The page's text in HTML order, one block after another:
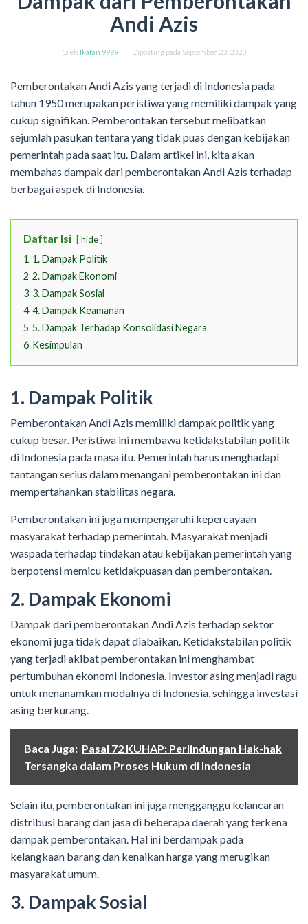
Andi Azis
Oleh Ikatan 9999 Diposting pada September 20, 2023
Pemberontakan Andi Azis yang terjadi di Indonesia pada
tahun 1950 merupakan peristiwa yang memiliki dampak yang
cukup signifikan. Pemberontakan tersebut melibatkan
sejumlah pasukan tentara yang tidak puas dengan kebijakan
pemerintah pada saat itu. Dalam artikel ini, kita akan
membahas dampak dari pemberontakan Andi Azis terhadap
berbagai aspek di Indonesia.
Daftar Isi hide
1 1. Dampak Politik
2 2. Dampak Ekonomi
3 3. Dampak Sosial
4 4. Dampak Keamanan
5 5. Dampak Terhadap Konsolidasi Negara
6 Kesimpulan
1. Dampak Politik
Pemberontakan Andi Azis memiliki dampak politik yang
cukup besar. Peristiwa ini membawa ketidakstabilan politik
di Indonesia pada masa itu. Pemerintah harus menghadapi
tantangan serius dalam menangani pemberontakan ini dan
mempertahankan stabilitas negara.
Pemberontakan ini juga mempengaruhi kepercayaan
masyarakat terhadap pemerintah. Masyarakat menjadi
waspada terhadap tindakan atau kebijakan pemerintah yang
berpotensi memicu ketidakpuasan dan pemberontakan.
2. Dampak Ekonomi
Dampak dari pemberontakan Andi Azis terhadap sektor
ekonomi juga tidak dapat diabaikan. Ketidakstabilan politik
yang terjadi akibat pemberontakan ini menghambat
pertumbuhan ekonomi Indonesia. Investor asing menjadi ragu
untuk menanamkan modalnya di Indonesia, sehingga investasi
asing berkurang.
Baca Juga: Pasal 72 KUHAP: Perlindungan Hak-hak
Tersangka dalam Proses Hukum di Indonesia
Selain itu, pemberontakan ini juga mengganggu kelancaran
distribusi barang dan jasa di beberapa daerah yang terkena
dampak pemberontakan. Hal ini berdampak pada
kelangkaan barang dan kenaikan harga yang merugikan
masyarakat umum.
3. Dampak Sosial